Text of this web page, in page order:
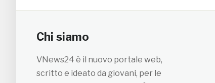
Chi siamo
VNews24 è il nuovo portale web,
scritto e ideato da giovani, per le